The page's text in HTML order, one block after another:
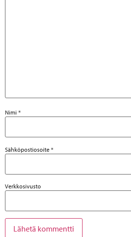
Nimi *
Sähköpostiosoite *
Verkkosivusto